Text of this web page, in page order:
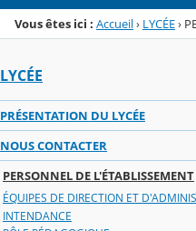
Vous êtes ici : Accueil› LYCÉE›
LYCÉE
PRÉSENTATION DU LYCÉE
NOUS CONTACTER
PERSONNEL DE L'ÉTABLISSEMENT
ÉQUIPES DE DIRECTION ET
INTENDANCE